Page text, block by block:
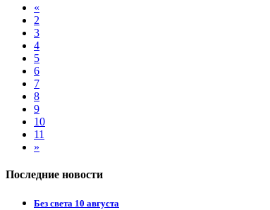
«
2
3
4
5
6
7
8
9
10
11
»
Последние новости
Без света 10 августа